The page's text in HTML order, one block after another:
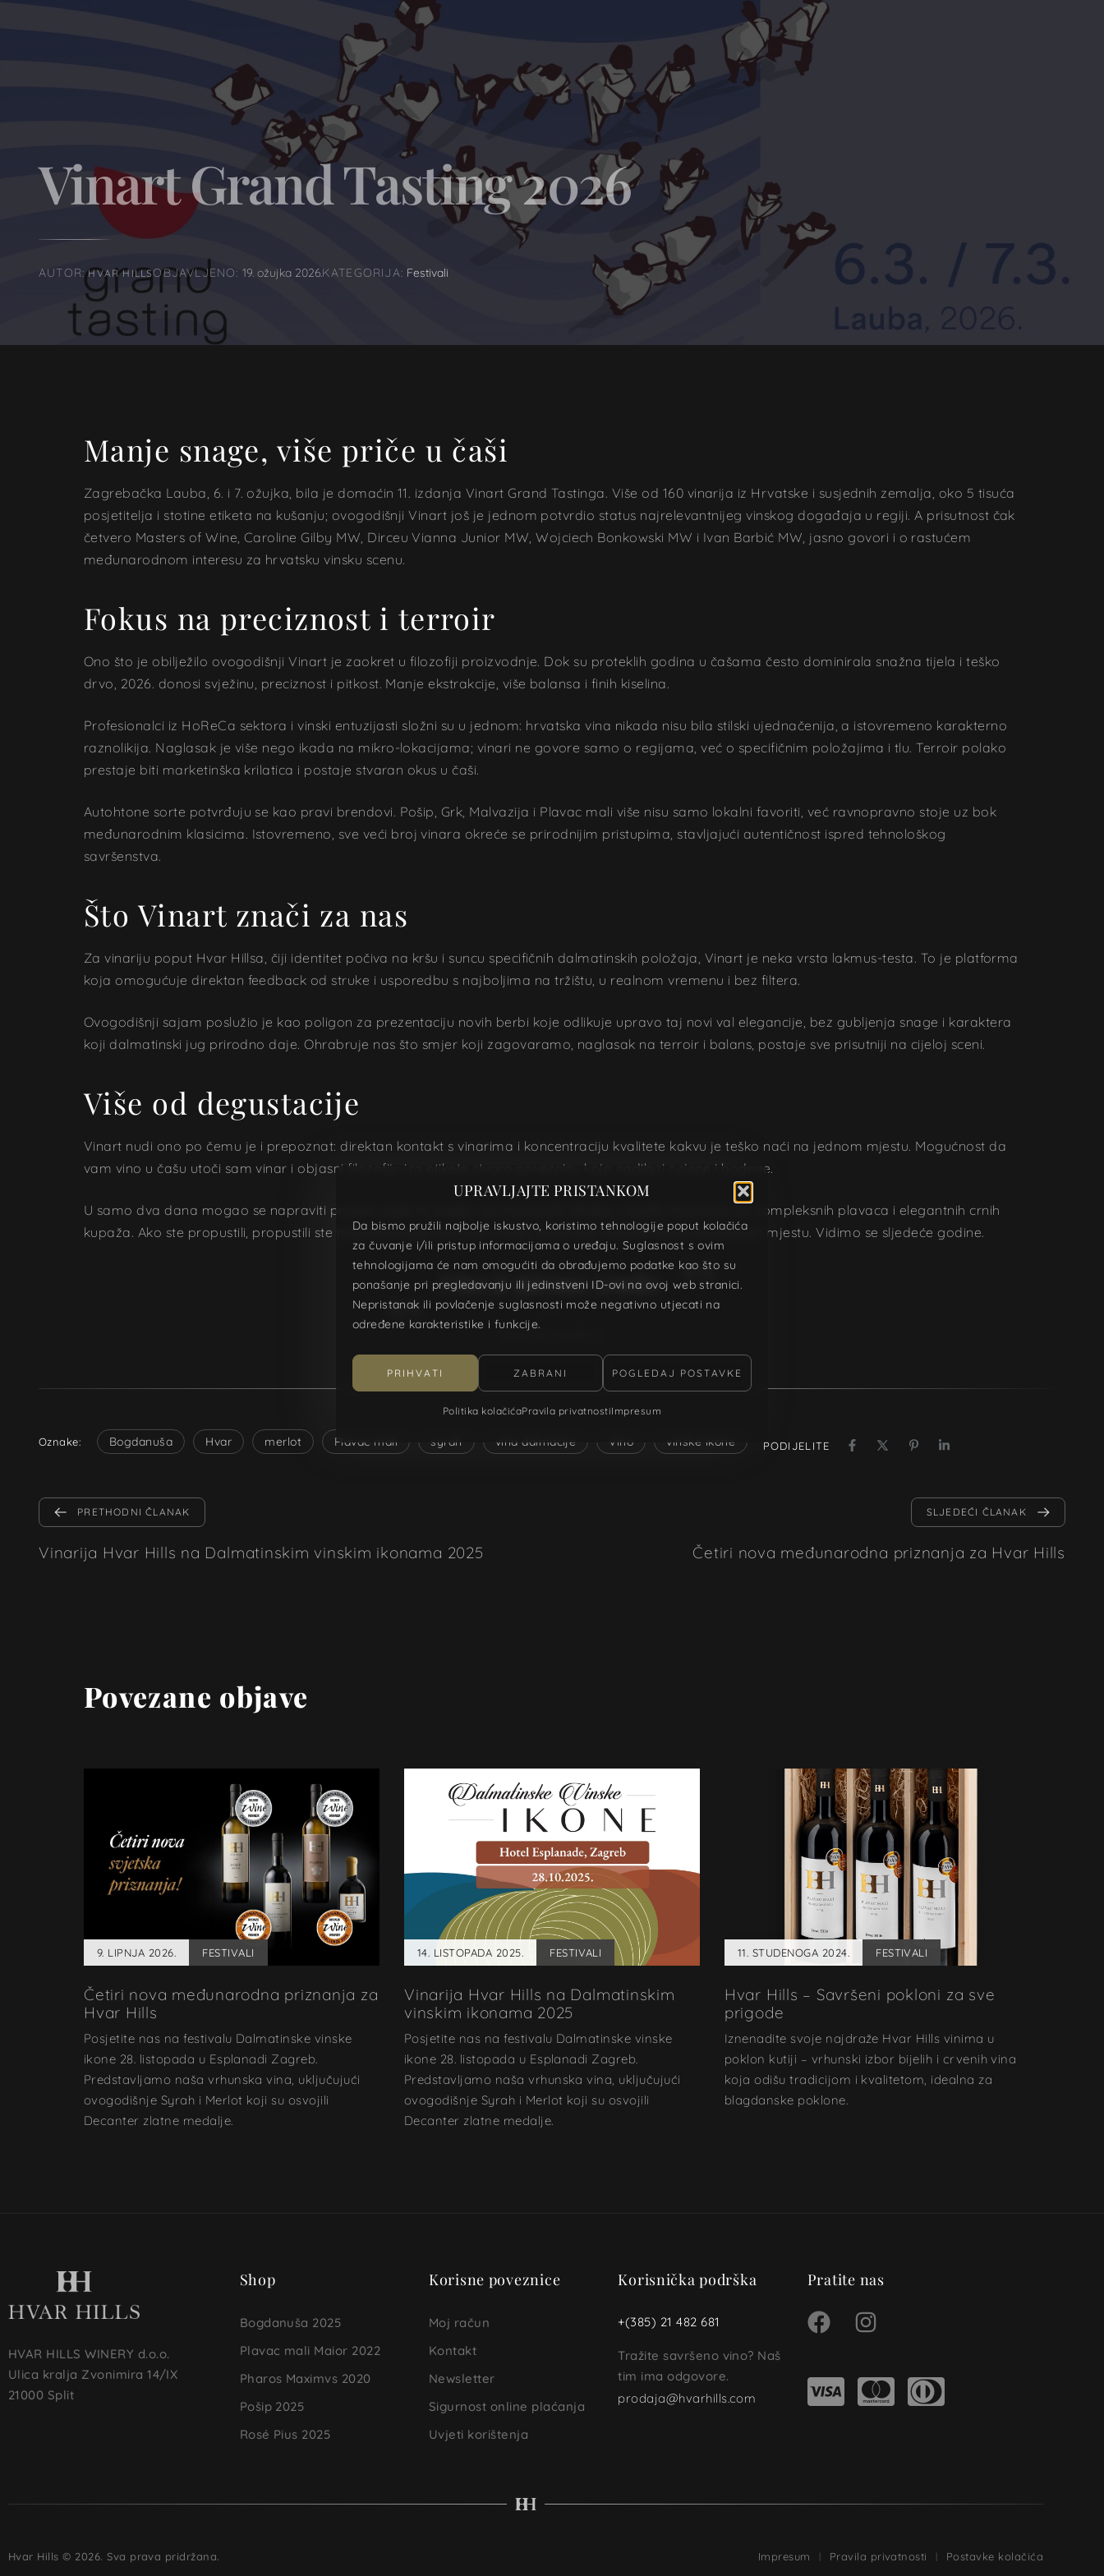
UPRAVLJAJTE PRISTANKOM
Da bismo pružili najbolje iskustvo, koristimo tehnologije poput kolačića
za čuvanje i/ili pristup informacijama o uređaju. Suglasnost s ovim
tehnologijama će nam omogućiti da obrađujemo podatke kao što su
ponašanje pri pregledavanju ili jedinstveni ID-ovi na ovoj web stranici.
Nepristanak ili povlačenje suglasnosti može negativno utjecati na
određene karakteristike i funkcije.
PRIHVATI ZABRANI POGLEDAJ POSTAVKE
Politika kolačićaPravila privatnostiImpresum
Naša priča Vinogradi Wine Corner
Vinart Grand Tasting 2026
AUTOR: HVAR HILLSOBJAVLJENO: 19. ožujka 2026.KATEGORIJA: Festivali
Manje snage, više priče u čaši
Zagrebačka Lauba, 6. i 7. ožujka, bila je domaćin 11. izdanja Vinart Grand Tastinga. Više od 160 vinarija iz Hrvatske i susjednih zemalja, oko 5 tisuća
posjetitelja i stotine etiketa na kušanju; ovogodišnji Vinart još je jednom potvrdio status najrelevantnijeg vinskog događaja u regiji. A prisutnost čak
četvero Masters of Wine, Caroline Gilby MW, Dirceu Vianna Junior MW, Wojciech Bonkowski MW i Ivan Barbić MW, jasno govori i o rastućem
međunarodnom interesu za hrvatsku vinsku scenu.
Fokus na preciznost i terroir
Ono što je obilježilo ovogodišnji Vinart je zaokret u filozofiji proizvodnje. Dok su proteklih godina u čašama često dominirala snažna tijela i teško
drvo, 2026. donosi svježinu, preciznost i pitkost. Manje ekstrakcije, više balansa i finih kiselina.
Profesionalci iz HoReCa sektora i vinski entuzijasti složni su u jednom: hrvatska vina nikada nisu bila stilski ujednačenija, a istovremeno karakterno
raznolikija. Naglasak je više nego ikada na mikro-lokacijama; vinari ne govore samo o regijama, već o specifičnim položajima i tlu. Terroir polako
prestaje biti marketinška krilatica i postaje stvaran okus u čaši.
Autohtone sorte potvrđuju se kao pravi brendovi. Pošip, Grk, Malvazija i Plavac mali više nisu samo lokalni favoriti, već ravnopravno stoje uz bok
međunarodnim klasicima. Istovremeno, sve veći broj vinara okreće se prirodnijim pristupima, stavljajući autentičnost ispred tehnološkog
savršenstva.
Što Vinart znači za nas
Za vinariju poput Hvar Hillsa, čiji identitet počiva na kršu i suncu specifičnih dalmatinskih položaja, Vinart je neka vrsta lakmus-testa. To je platforma
koja omogućuje direktan feedback od struke i usporedbu s najboljima na tržištu, u realnom vremenu i bez filtera.
Ovogodišnji sajam poslužio je kao poligon za prezentaciju novih berbi koje odlikuje upravo taj novi val elegancije, bez gubljenja snage i karaktera
koji dalmatinski jug prirodno daje. Ohrabruje nas što smjer koji zagovaramo, naglasak na terroir i balans, postaje sve prisutniji na cijeloj sceni.
Više od degustacije
Vinart nudi ono po čemu je i prepoznat: direktan kontakt s vinarima i koncentraciju kvalitete kakvu je teško naći na jednom mjestu. Mogućnost da
vam vino u čašu utoči sam vinar i objasni filozofiju iza etikete stvara poveznicu koja nadilazi ocjene i bodove.
U samo dva dana mogao se napraviti presjek cijele Hrvatske, od mineralnih škrleta i svježih malvazija do kompleksnih plavaca i elegantnih crnih
kupaža. Ako ste propustili, propustili ste najbolji presjek domaće vinske scene koji možete dobiti na jednom mjestu. Vidimo se sljedeće godine.
Vino je pjesma zemlje.
Oznake: Bogdanuša Hvar merlot Plavac mali syrah vina dalmacije Vino vinske ikone PODIJELITE
PRETHODNI ČLANAK
Vinarija Hvar Hills na Dalmatinskim vinskim ikonama 2025
SLJEDEĆI ČLANAK
Četiri nova međunarodna priznanja za Hvar Hills
Povezane objave
9. LIPNJA 2026. FESTIVALI
Četiri nova međunarodna priznanja za
Hvar Hills
Posjetite nas na festivalu Dalmatinske vinske
ikone 28. listopada u Esplanadi Zagreb.
Predstavljamo naša vrhunska vina, uključujući
ovogodišnje Syrah i Merlot koji su osvojili
Decanter zlatne medalje.
14. LISTOPADA 2025. FESTIVALI
Vinarija Hvar Hills na Dalmatinskim
vinskim ikonama 2025
Posjetite nas na festivalu Dalmatinske vinske
ikone 28. listopada u Esplanadi Zagreb.
Predstavljamo naša vrhunska vina, uključujući
ovogodišnje Syrah i Merlot koji su osvojili
Decanter zlatne medalje.
11. STUDENOGA 2024. FESTIVALI
Hvar Hills – Savršeni pokloni za sve
prigode
Iznenadite svoje najdraže Hvar Hills vinima u
poklon kutiji – vrhunski izbor bijelih i crvenih vina
koja odišu tradicijom i kvalitetom, idealna za
blagdanske poklone.
HVAR HILLS WINERY d.o.o.
Ulica kralja Zvonimira 14/IX
21000 Split
Shop
Bogdanuša 2025
Plavac mali Maior 2022
Pharos Maximvs 2020
Pošip 2025
Rosé Pius 2025
Korisne poveznice
Moj račun
Kontakt
Newsletter
Sigurnost online plaćanja
Uvjeti korištenja
Korisnička podrška
+(385) 21 482 681
Tražite savršeno vino? Naš
tim ima odgovore.
prodaja@hvarhills.com
Pratite nas
Hvar Hills © 2026. Sva prava pridržana. Impresum Pravila privatnosti Postavke kolačića